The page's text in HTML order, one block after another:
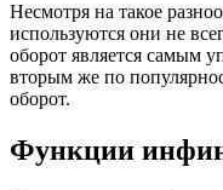
Несмотря на такое
используются они не
оборот является самым
вторым же по
оборот.
Функции